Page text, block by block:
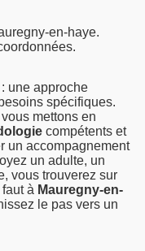
en-haye.
: une approche
spécifiques.
mettons en
compétents et
un accompagnement
un adulte, un
vous trouverez sur
à Mauregny-en-
le pas vers un